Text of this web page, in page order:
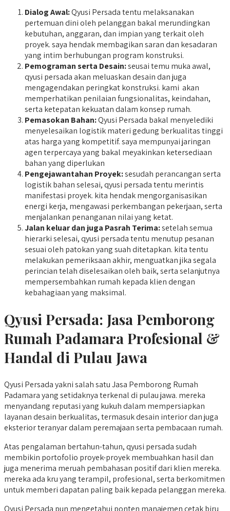
Dialog Awal:Qyusi Persada tentu melaksanakan
pertemuan dini oleh pelanggan bakal merundingkan
kebutuhan, anggaran, dan impian yang terkait oleh
proyek. saya hendak membagikan saran dan kesadaran
yang intim berhubungan program konstruksi.
Pemograman serta Desain:seusai temu muka awal,
qyusi persada akan meluaskan desain dan juga
mengagendakan peringkat konstruksi. kami akan
memperhatikan penilaian fungsionalitas, keindahan,
serta ketepatan kekuatan dalam konsep rumah.
Pemasokan Bahan:Qyusi Persada bakal menyelediki
menyelesaikan logistik materi gedung berkualitas tinggi
atas harga yang kompetitif. saya mempunyai jaringan
agen terpercaya yang bakal meyakinkan ketersediaan
bahan yang diperlukan
Pengejawantahan Proyek:sesudah perancangan serta
logistik bahan selesai, qyusi persada tentu merintis
manifestasi proyek. kita hendak mengorganisasikan
energi kerja, mengawasi perkembangan pekerjaan, serta
menjalankan penanganan nilai yang ketat.
Jalan keluar dan juga Pasrah Terima:setelah semua
hierarki selesai, qyusi persada tentu menutup pesanan
sesuai oleh patokan yang suah ditetapkan. kita tentu
melakukan pemeriksaan akhir, menguatkan jika segala
perincian telah diselesaikan oleh baik, serta selanjutnya
mempersembahkan rumah kepada klien dengan
kebahagiaan yang maksimal.
Qyusi Persada: Jasa Pemborong
Rumah Padamara Profesional &
Handal di Pulau Jawa
Qyusi Persada yakni salah satu Jasa Pemborong Rumah
Padamara yang setidaknya terkenal di pulau jawa. mereka
menyandang reputasi yang kukuh dalam mempersiapkan
layanan desain berkualitas, termasuk desain interior dan juga
eksterior teranyar dalam peremajaan serta pembacaan rumah.
Atas pengalaman bertahun-tahun, qyusi persada sudah
membikin portofolio proyek-proyek membuahkan hasil dan
juga menerima meruah pembahasan positif dari klien mereka.
mereka ada kru yang terampil, profesional, serta berkomitmen
untuk memberi dapatan paling baik kepada pelanggan mereka.
Qyusi Persada pun mengetahui ponten manajemen cetak biru